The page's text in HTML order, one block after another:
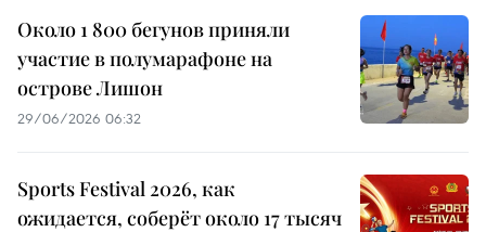
Около 1 800 бегунов приняли
участие в полумарафоне на
острове Лишон
29/06/2026 06:32
Sports Festival 2026, как
ожидается, соберёт около 17 тысяч